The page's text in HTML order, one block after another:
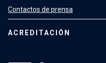
Contactos de prensa
ACREDITACIÓN